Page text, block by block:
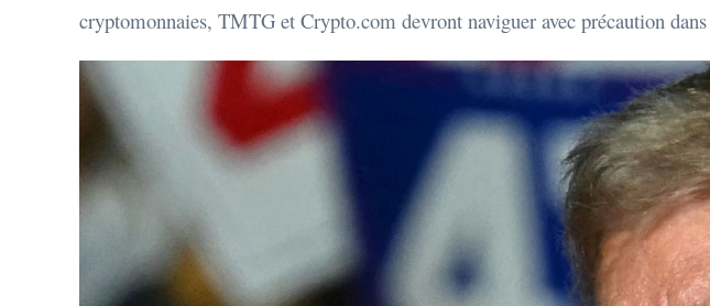
cryptomonnaies, TMTG et Crypto.com devront naviguer avec précaution